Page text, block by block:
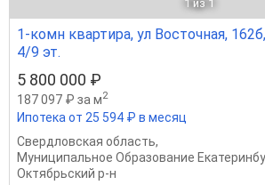
1 из 1
1-комн квартира, ул Восточная,
4/9 эт.
5 800 000 ₽
187 097 ₽ за м2
Ипотека от 25 594 ₽ в месяц
Свердловская область,
Муниципальное Образование
Октябрьский р-н